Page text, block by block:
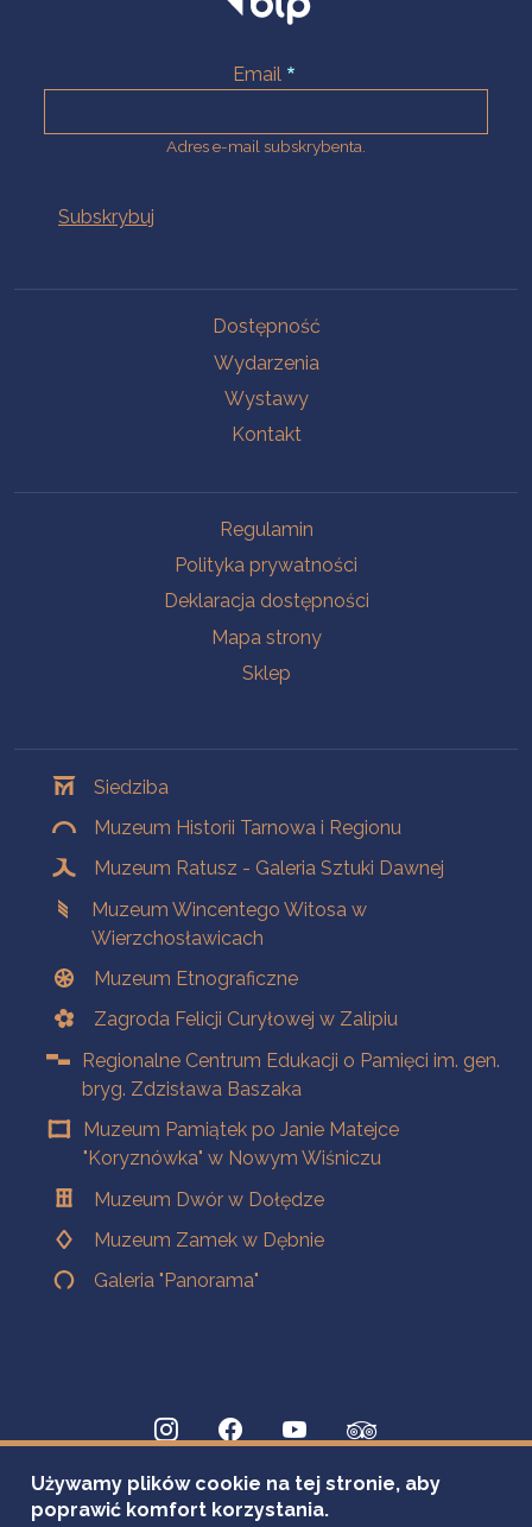
Email
Adres e-mail subskrybenta.
Dostępność
Wydarzenia
Wystawy
Kontakt
Regulamin
Polityka prywatności
Deklaracja dostępności
Mapa strony
Sklep
Siedziba
Muzeum Historii Tarnowa i Regionu
Muzeum Ratusz - Galeria Sztuki Dawnej
Muzeum Wincentego Witosa w
Wierzchosławicach
Muzeum Etnograficzne
Zagroda Felicji Curyłowej w Zalipiu
Regionalne Centrum Edukacji o Pamięci im. gen.
bryg. Zdzisława Baszaka
Muzeum Pamiątek po Janie Matejce
"Koryznówka" w Nowym Wiśniczu
Muzeum Dwór w Dołędze
Muzeum Zamek w Dębnie
Galeria "Panorama"
Używamy plików cookie na tej stronie, aby
poprawić komfort korzystania.